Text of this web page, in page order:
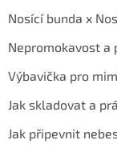
Nosící bunda x
Nepromokavost a
Výbavička pro
Jak skladovat a
Jak připevnit